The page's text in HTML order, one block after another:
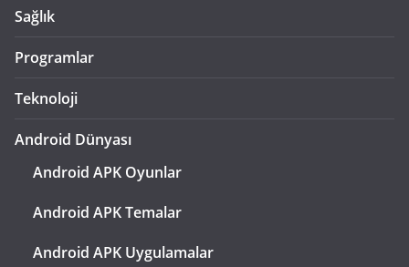
Sağlık
Programlar
Teknoloji
Android Dünyası
Android APK Oyunlar
Android APK Temalar
Android APK Uygulamalar